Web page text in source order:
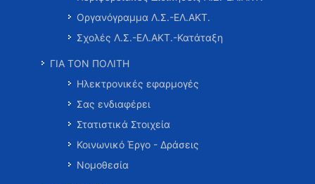
Οργανόγραμμα Λ.Σ.-ΕΛ.ΑΚΤ.
Σχολές Λ.Σ.-ΕΛ.ΑΚΤ.-Κατάταξη
ΓΙΑ ΤΟΝ ΠΟΛΙΤΗ
Ηλεκτρονικές εφαρμογές
Σας ενδιαφέρει
Στατιστικά Στοιχεία
Κοινωνικό Έργο - Δράσεις
Νομοθεσία